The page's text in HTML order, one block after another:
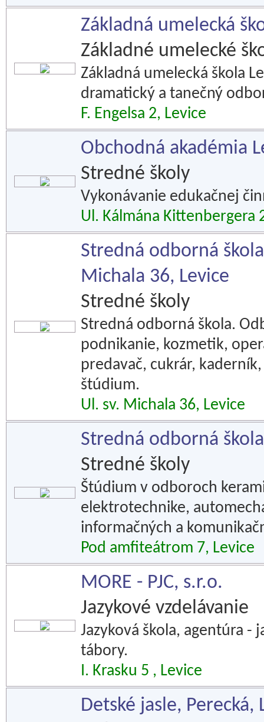
Základná umelecká
Základné umelecké
Základná umelecká škola
dramatický a tanečný
F. Engelsa 2, Levice
Obchodná akadémia
Stredné školy
Vykonávanie edukačnej
Ul. Kálmána Kittenbergera
Stredná odborná
Michala 36, Levice
Stredné školy
Stredná odborná škola.
podnikanie, kozmetik,
predavač, cukrár,
štúdium.
Ul. sv. Michala 36, Levice
Stredná odborná
Stredné školy
Štúdium v odboroch
elektrotechnike,
informačných a
Pod amfiteátrom 7, Levice
MORE - PJC, s.r.o.
Jazykové vzdelávanie
Jazyková škola, agentúra
tábory.
I. Krasku 5 , Levice
Detské jasle, Perecká,